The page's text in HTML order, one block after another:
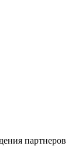
партнеров